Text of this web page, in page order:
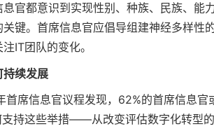
息官都意识到实现性别、种族、民族、
键。首席信息官应倡导组建神经多样性
IT团队的变化。
持续发展
席信息官议程发现，62%的首席信息
支持这些举措——从改变评估数字化转型